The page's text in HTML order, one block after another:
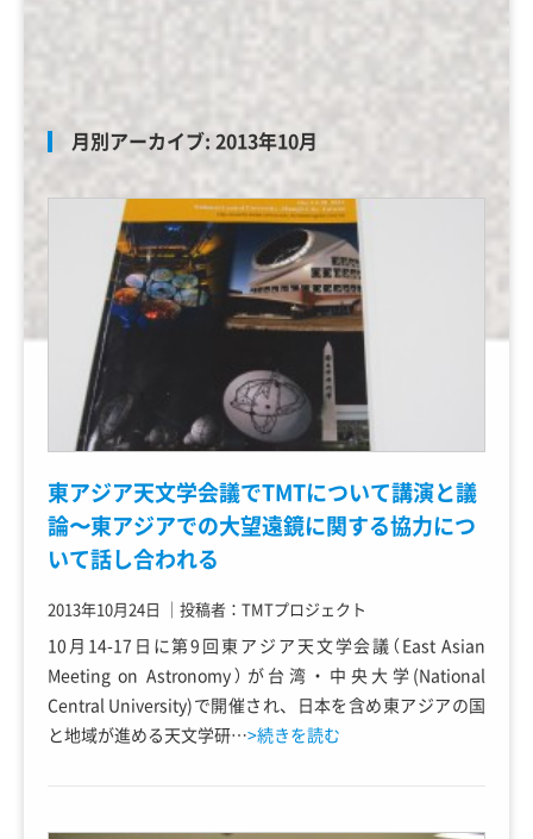
月別アーカイブ: 2013年10月
東アジア天文学会議でTMTについて講演と議
論〜東アジアでの大望遠鏡に関する協力につ
いて話し合われる
2013年10月24日 ｜ 投稿者：TMTプロジェクト
10月14-17日に第9回東アジア天文学会議（East Asian
Meeting on Astronomy）が台湾・中央大学(National
Central University)で開催され、日本を含め東アジアの国
と地域が進める天文学研…>続きを読む